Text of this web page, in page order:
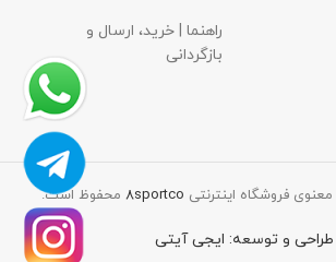
راهنما | خرید، ارسال و
بازگردانی
فروشگاه اینترنتی 8sportcoمحفوظ است.
طراحی و توسعه: ایجی آیتی